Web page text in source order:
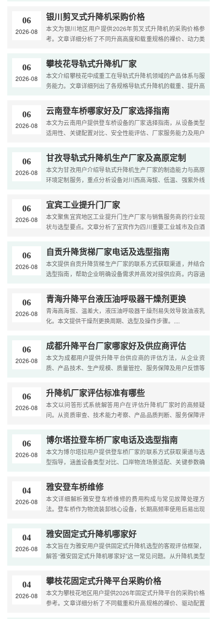
换、链....
06
2026-08
银川剪叉式升降机采购价格
本文为银川地区用户提供2026年剪叉式升降机的采购价格参
考。文章详细分析了不同升高高度和载重规格的裸价、动力类
盖选....
06
2026-08
攀枝花导轨式升降机厂家
本文介绍攀枝花中成重工在导轨式升降机领域的产品体系与服
务能力。文章详细列出了各规格导轨式升降机的载重、提升高
等....
06
2026-08
云南登车桥哪家好及厂家选择指南
本文为云南用户提供登车桥设备的厂家选择指南，从设备类型
适用性、关键配置对比、安全性能评估、厂家服务能力及用户
商....
06
2026-08
甘孜导轨式升降机生产厂家及高原定制
本文为甘孜用户介绍导轨式升降机生产厂家的制造能力与高原
环境定制服务，重点分析设备对川西高海拔、低温、强紫外线
务，....
06
2026-08
宜宾工业提升门厂家
本文聚焦宜宾地区工业提升门生产厂家与销售服务商的行业现
状与选型要点。文章分析了宜宾作为四川重要工业城市及白酒
常....
06
2026-08
自贡升降货梯厂家电话及选型指南
本文提供自贡升降货梯生产厂家的联系方式获取渠道，并结合
选型指南，帮助企业明确设备需求并高效对接供应商。内容涵
06
2026-08
青海升降平台液压油呼吸器干燥剂更换
青海高海拔、温差大，液压油呼吸器干燥剂易失效导致油液乳
化。本文提供干燥剂更换周期、选型及操作步骤。....
06
2026-08
成都升降平台厂家哪家好及供应商评估
本文为成都用户提供升降平台供应商的评估方法，从企业资
质、产品技术、生产规模、质量管控、服务保障及用户反馈等
06
2026-08
升降机厂家评估标准有哪些
本文以问答形式系统解答用户在评估升降机厂家时的高频疑
问。从资质审查、技术能力考察、产品品质判断、服务保障评
帮....
06
2026-08
博尔塔拉登车桥厂家电话及选型指南
本文为博尔塔拉用户提供登车桥厂家的联系方式获取渠道与选
型指导，涵盖设备类型对比、口岸物流场景适配、关键参数确
购....
04
2026-08
雅安登车桥维修
本文详细解析雅安登车桥维修的费用构成与常见故障处理方
法。登车桥作为物流装卸核心设备，长期高频率使用后易出现
障....
04
2026-08
雅安固定式升降机哪家好
本文旨在为雅安用户提供固定式升降机选型的客观评估框架，
解答“雅安固定式升降机哪家好”这一常见问题。从升降机类型
04
2026-08
攀枝花固定式升降平台采购价格
本文为攀枝花地区用户提供2026年固定式升降平台的采购价格
参考。文章详细分析了不同载重和升高规格的裸价、驱动配置